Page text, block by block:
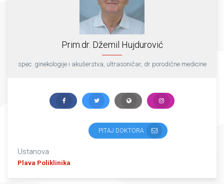
Prim.dr. Džemil Hujdurović
spec. ginekologije i akušerstva, ultrasoničar, dr porodične medicine
PITAJ DOKTORA
Ustanova
Plava Poliklinika